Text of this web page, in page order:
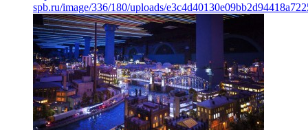
spb.ru/image/336/180/uploads/